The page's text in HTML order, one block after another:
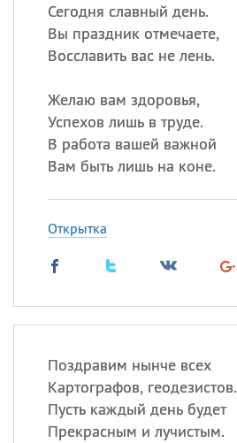
Сегодня славный день.
Вы праздник отмечаете,
Восславить вас не лень.
Желаю вам здоровья,
Успехов лишь в труде.
В работа вашей важной
Вам быть лишь на коне.
Открытка
Поздравим нынче всех
Картографов, геодезистов.
Пусть каждый день будет
Прекрасным и лучистым.